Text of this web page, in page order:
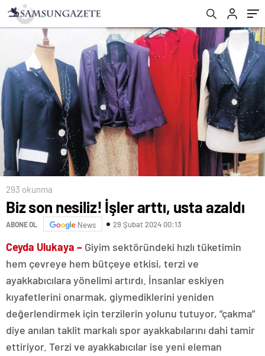
293 okunma
Biz son nesiliz! İşler arttı, usta azaldı
ABONE OL News 29 Şubat 2024 00:13
Ceyda Ulukaya – Giyim sektöründeki hızlı tüketimin
hem çevreye hem bütçeye etkisi, terzi ve
ayakkabıcılara yönelimi artırdı. İnsanlar eskiyen
kıyafetlerini onarmak, giymediklerini yeniden
değerlendirmek için terzilerin yolunu tutuyor, “çakma”
diye anılan taklit markalı spor ayakkabılarını dahi tamir
ettiriyor. Terzi ve ayakkabıcılar ise yeni eleman